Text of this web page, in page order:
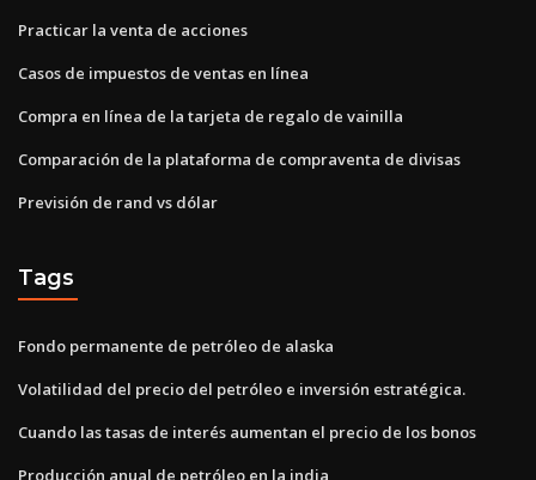
Practicar la venta de acciones
Casos de impuestos de ventas en línea
Compra en línea de la tarjeta de regalo de vainilla
Comparación de la plataforma de compraventa de divisas
Previsión de rand vs dólar
Tags
Fondo permanente de petróleo de alaska
Volatilidad del precio del petróleo e inversión estratégica.
Cuando las tasas de interés aumentan el precio de los bonos
Producción anual de petróleo en la india